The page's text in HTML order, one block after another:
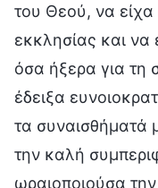
του Θεού, να είχα
εκκλησίας και να
όσα ήξερα για
έδειξα
τα συναισθήματά
την καλή
ωραιοποιούσα